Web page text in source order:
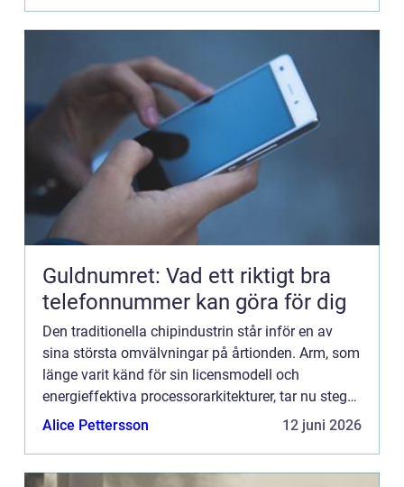
Guldnumret: Vad ett riktigt bra
telefonnummer kan göra för dig
Den traditionella chipindustrin står inför en av
sina största omvälvningar på årtionden. Arm, som
länge varit känd för sin licensmodell och
energieffektiva processorarkitekturer, tar nu steget
in i egna...
Alice Pettersson 12 juni 2026